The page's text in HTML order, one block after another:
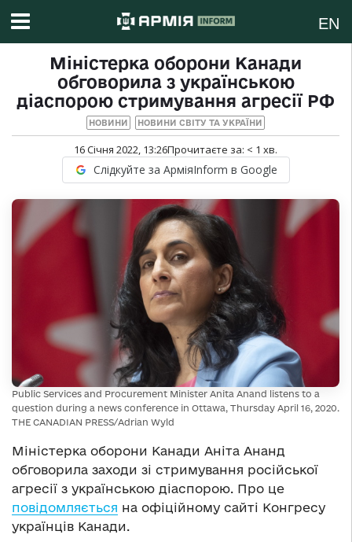
EN
Міністерка оборони Канади
обговорила з українською
діаспорою стримування агресії РФ
НОВИНИ НОВИНИ СВІТУ ТА УКРАЇНИ
16 Січня 2022, 13:26Прочитаєте за: < 1 хв.
Слідкуйте за АрміяInform в Google
Public Services and Procurement Minister Anita Anand listens to a
question during a news conference in Ottawa, Thursday April 16, 2020.
THE CANADIAN PRESS/Adrian Wyld
Міністерка оборони Канади Аніта Ананд
обговорила заходи зі стримування російської
агресії з українською діаспорою. Про це
повідомляється на офіційному сайті Конгресу
українців Канади.